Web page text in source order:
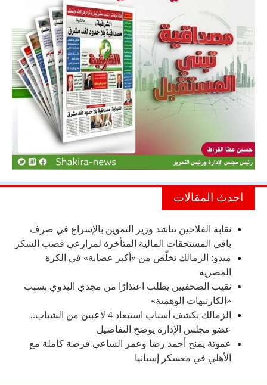
احدث المقالات
نقابة الفلاحين تناشد وزير التموين بالإسراع في صرف
باقي المستحقات المالية المتأخرة لمزارعي قصب السكر
ميدو: الزمالك تخلّص من «أكبر عصابة» في الكرة
المصرية
نقيب الصحفيين يطلب اعتذارًا من مجدي البدوي بسبب
«الكارنيهات الوهمية»
الزمالك يكشف أسباب استبعاد 4 لاعبين من الشباب..
عضو مجلس الإدارة يوضح التفاصيل
عموتة يمنح أحمد رضا وعمر الساعي فرصة كاملة مع
الأهلي في معسكر إسبانيا